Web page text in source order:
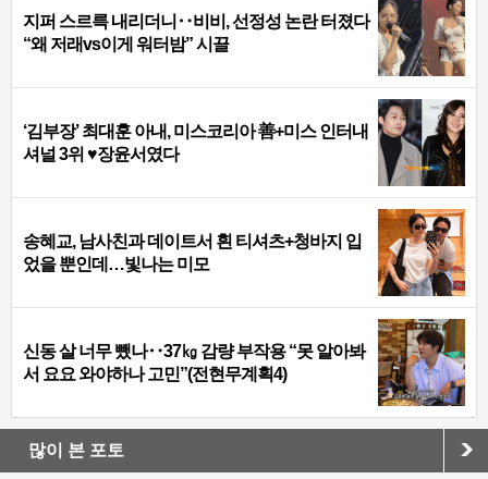
지퍼 스르륵 내리더니‥비비, 선정성 논란 터졌다
“왜 저래vs이게 워터밤” 시끌
‘김부장’ 최대훈 아내, 미스코리아 善+미스 인터내
셔널 3위 ♥장윤서였다
송혜교, 남사친과 데이트서 흰 티셔츠+청바지 입
었을 뿐인데…빛나는 미모
신동 살 너무 뺐나‥37㎏ 감량 부작용 “못 알아봐
서 요요 와야하나 고민”(전현무계획4)
많이 본 포토